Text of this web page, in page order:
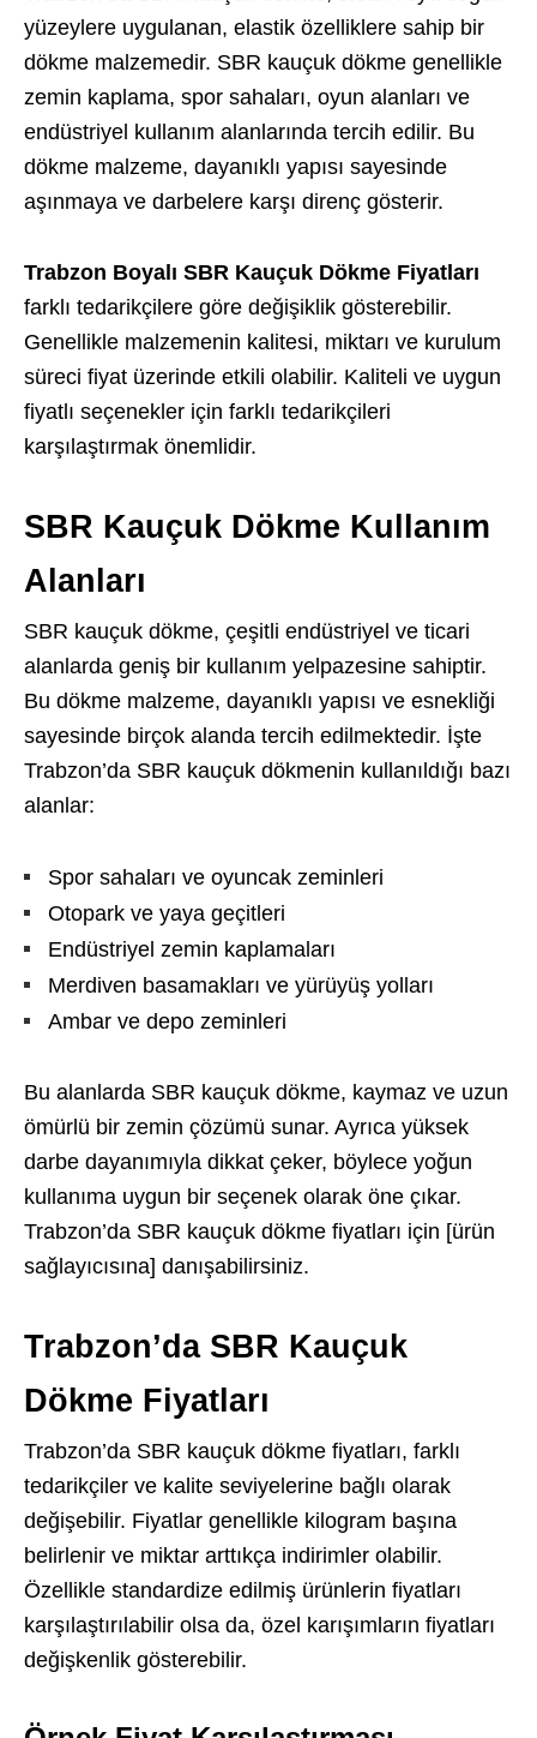
yüzeylere uygulanan, elastik özelliklere sahip bir
dökme malzemedir. SBR kauçuk dökme genellikle
zemin kaplama, spor sahaları, oyun alanları ve
endüstriyel kullanım alanlarında tercih edilir. Bu
dökme malzeme, dayanıklı yapısı sayesinde
aşınmaya ve darbelere karşı direnç gösterir.
Trabzon Boyalı SBR Kauçuk Dökme Fiyatları
farklı tedarikçilere göre değişiklik gösterebilir.
Genellikle malzemenin kalitesi, miktarı ve kurulum
süreci fiyat üzerinde etkili olabilir. Kaliteli ve uygun
fiyatlı seçenekler için farklı tedarikçileri
karşılaştırmak önemlidir.
SBR Kauçuk Dökme Kullanım
Alanları
SBR kauçuk dökme, çeşitli endüstriyel ve ticari
alanlarda geniş bir kullanım yelpazesine sahiptir.
Bu dökme malzeme, dayanıklı yapısı ve esnekliği
sayesinde birçok alanda tercih edilmektedir. İşte
Trabzon’da SBR kauçuk dökmenin kullanıldığı bazı
alanlar:
Spor sahaları ve oyuncak zeminleri
Otopark ve yaya geçitleri
Endüstriyel zemin kaplamaları
Merdiven basamakları ve yürüyüş yolları
Ambar ve depo zeminleri
Bu alanlarda SBR kauçuk dökme, kaymaz ve uzun
ömürlü bir zemin çözümü sunar. Ayrıca yüksek
darbe dayanımıyla dikkat çeker, böylece yoğun
kullanıma uygun bir seçenek olarak öne çıkar.
Trabzon’da SBR kauçuk dökme fiyatları için [ürün
sağlayıcısına] danışabilirsiniz.
Trabzon’da SBR Kauçuk
Dökme Fiyatları
Trabzon’da SBR kauçuk dökme fiyatları, farklı
tedarikçiler ve kalite seviyelerine bağlı olarak
değişebilir. Fiyatlar genellikle kilogram başına
belirlenir ve miktar arttıkça indirimler olabilir.
Özellikle standardize edilmiş ürünlerin fiyatları
karşılaştırılabilir olsa da, özel karışımların fiyatları
değişkenlik gösterebilir.